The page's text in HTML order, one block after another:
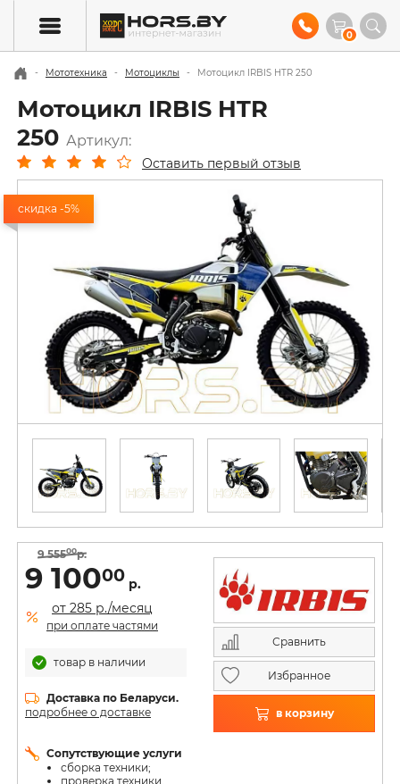
0
Мототехника Мотоциклы Мотоцикл IRBIS HTR 250
Мотоцикл IRBIS HTR
250 Артикул:
Оставить первый отзыв
скидка -5%
9 55500р.
9 10000 р.
от 285 р./месяц
при оплате частями
товар в наличии
Доставка по Беларуси.
подробнее о доставке
Сравнить
Избранное
в корзину
Сопутствующие услуги
сборка техники;
проверка техники.